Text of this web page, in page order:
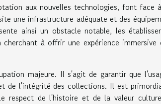
aux nouvelles technologies, font face
une infrastructure adéquate et des
ainsi un obstacle notable, les
à offrir une expérience
majeure. Il s'agit de garantir que
de l'intégrité des collections. Il est
respect de l'histoire et de la valeur